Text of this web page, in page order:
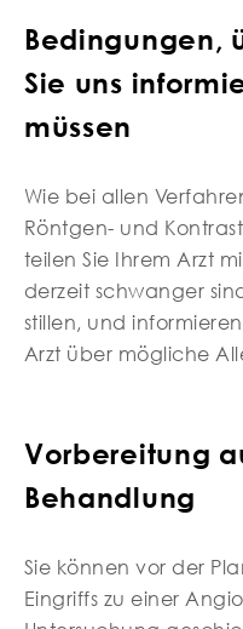
Bedingungen,
Sie uns
müssen
Wie bei allen
Röntgen- und
teilen Sie Ihrem Arzt
derzeit schwanger
stillen, und
Arzt über mögliche
Vorbereitung
Behandlung
Sie können vor der
Eingriffs zu einer